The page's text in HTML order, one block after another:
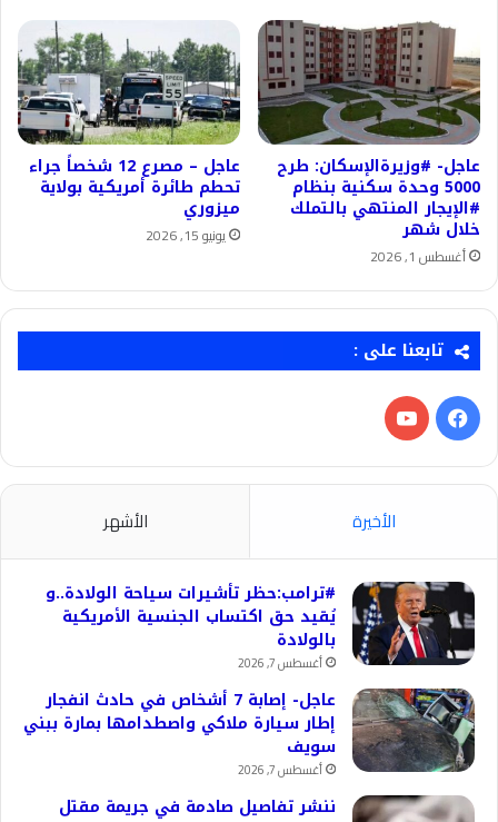
عاجل- #وزيرةالإسكان: طرح
5000 وحدة سكنية بنظام
#الإيجار المنتهي بالتملك
خلال شهر
أغسطس 1, 2026
عاجل – مصرع 12 شخصاً جراء
تحطم طائرة أمريكية بولاية
ميزوري
يونيو 15, 2026
تابعنا على :
فيسبوك‫YouTube
الأخيرة الأشهر
#ترامب:حظر تأشيرات سياحة الولادة..و
يُقيد حق اكتساب الجنسية الأمريكية
بالولادة
أغسطس 7, 2026
عاجل- إصابة 7 أشخاص في حادث انفجار
إطار سيارة ملاكي واصطدامها بمارة ببني
سويف
أغسطس 7, 2026
ننشر تفاصيل صادمة في جريمة مقتل